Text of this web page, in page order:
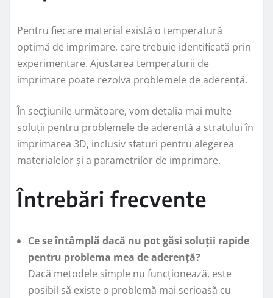
Pentru fiecare material există o temperatură
optimă de imprimare, care trebuie identificată prin
experimentare. Ajustarea temperaturii de
imprimare poate rezolva problemele de aderență.
În secțiunile următoare, vom detalia mai multe
soluții pentru problemele de aderență a stratului în
imprimarea 3D, inclusiv sfaturi pentru alegerea
materialelor și a parametrilor de imprimare.
Întrebări frecvente
Ce se întâmplă dacă nu pot găsi soluții rapide
pentru problema mea de aderență?
Dacă metodele simple nu funcționează, este
posibil să existe o problemă mai serioasă cu